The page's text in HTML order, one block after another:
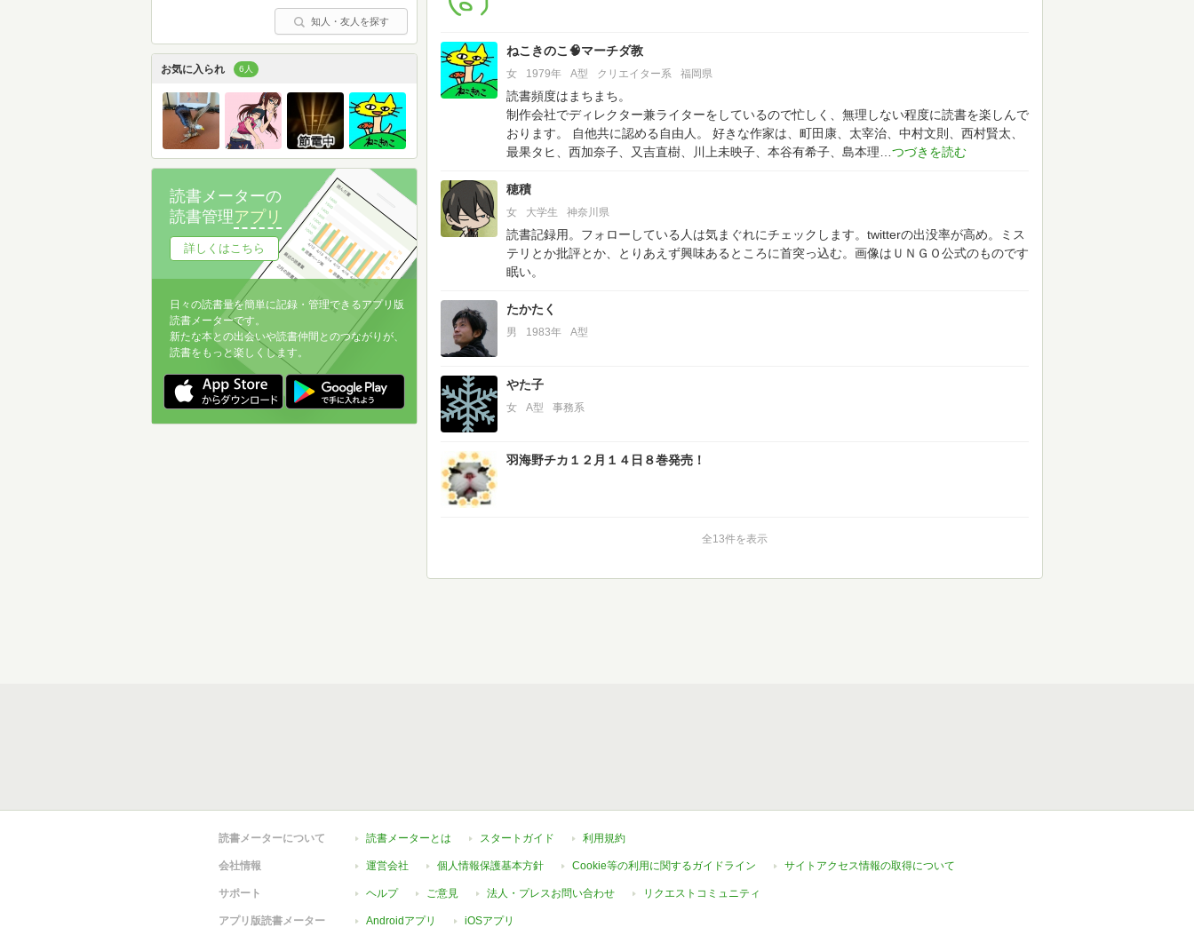
ねこきのこ🧠マーチダ教
女 1979年 A型 クリエイター系 福岡県
読書頻度はまちまち。
制作会社でディレクター兼ライターをしているので忙しく、無理しない程度に読書を楽しんで
おります。
自他共に認める自由人。
好きな作家は、町田康、太宰治、中村文則、西村賢太、
最果タヒ、西加奈子、又吉直樹、川上未映子、本谷有希子、島本理
穂積
女 大学生 神奈川県
読書記録用。フォローしている人は気まぐれにチェックします。twitterの出没率が高め。ミス
テリとか批評とか、とりあえず興味あるところに首突っ込む。画像はＵＮＧＯ公式のものです
眠い。
たかたく
男 1983年 A型
やた子
女 A型 事務系
羽海野チカ１２月１４日８巻発売！
全13件を表示
知人・友人を探す
お気に入られ 6人
読書メーターの
読書管理アプリ
詳しくはこちら
日々の読書量を簡単に記録・管理できるアプリ版
読書メーターです。
新たな本との出会いや読書仲間とのつながりが、
読書をもっと楽しくします。
読書メーターについて 読書メーターとは スタートガイド 利用規約
会社情報 運営会社 個人情報保護基本方針 Cookie等の利用に関するガイドライン サイトアクセス情報の取得について
サポート ヘルプ ご意見 法人・プレスお問い合わせ リクエストコミュニティ
アプリ版読書メーター Androidアプリ iOSアプリ